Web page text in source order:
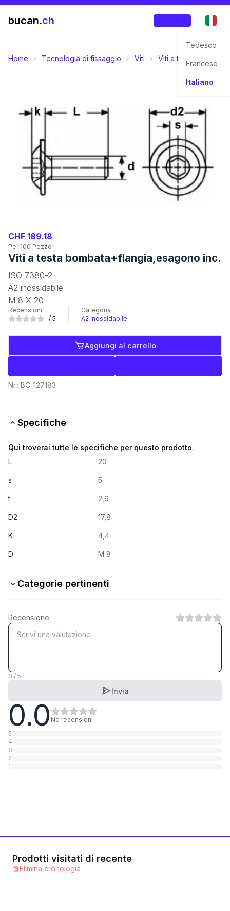
bucan.ch
Tedesco
Francese
Italiano
Home Tecnologia di fissaggio Viti Viti a testa bombata
CHF 189.18
Per 100 Pezzo
Viti a testa bombata+flangia,esagono inc.
ISO 7380-2
A2 inossidabile
M 8 X 20
Recensioni
- / 5
Categoria
A2 inossidabile
Aggiungi al carrello
Nr.: BC-127183
Specifiche
Qui troverai tutte le specifiche per questo prodotto.
L
20
s 5
t 2,6
D2 17,8
K 4,4
D M 8
Categorie pertinenti
10.9 Stahl verzinkt
1 Categoria
10.9 Stahl blank
1 Categoria
Recensione
0 / 5
Invia
0.0 No recensioni
5
4
3
2
1
Prodotti visitati di recente
Elimina cronologia